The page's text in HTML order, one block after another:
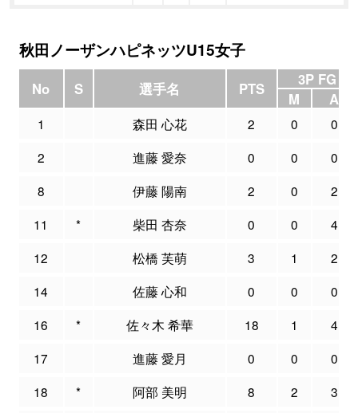
秋田ノーザンハピネッツU15女子
No S 選手名 PTS
3P FG
M
A
1 森田 心花 2 0
0
2
進藤 愛奈 0 0
0
8
伊藤 陽南 2 0
2
11
* 柴田 杏奈 0 0
4
12
松橋 芙萌 3 1
2
14
佐藤 心和 0 0
0
16
* 佐々木 希華 18 1
4
17
進藤 愛月 0 0
0
18
* 阿部 美明 8 2
3